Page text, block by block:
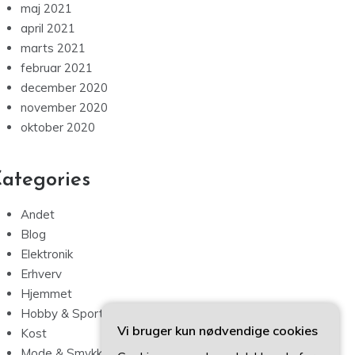
maj 2021
april 2021
marts 2021
februar 2021
december 2020
november 2020
oktober 2020
Andet
Blog
Elektronik
Erhverv
Hjemmet
Hobby & Sport
Kost
Vi bruger kun nødvendige cookies